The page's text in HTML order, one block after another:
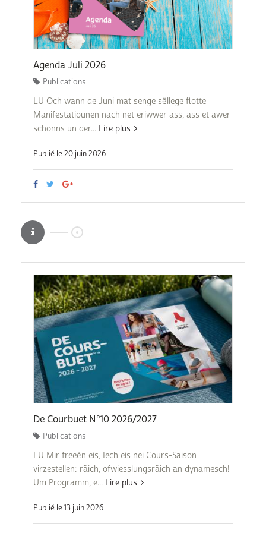
Agenda Juli 2026
Publications
LU Och wann de Juni mat senge sëllege flotte
Manifestatiounen nach net eriwwer ass, ass et awer
schonns un der... Lire plus
Publié le 20 juin 2026
De Courbuet N°10 2026/2027
Publications
LU Mir freeën eis, Iech eis nei Cours-Saison
virzestellen: räich, ofwiesslungsräich an dynamesch!
Um Programm, e... Lire plus
Publié le 13 juin 2026